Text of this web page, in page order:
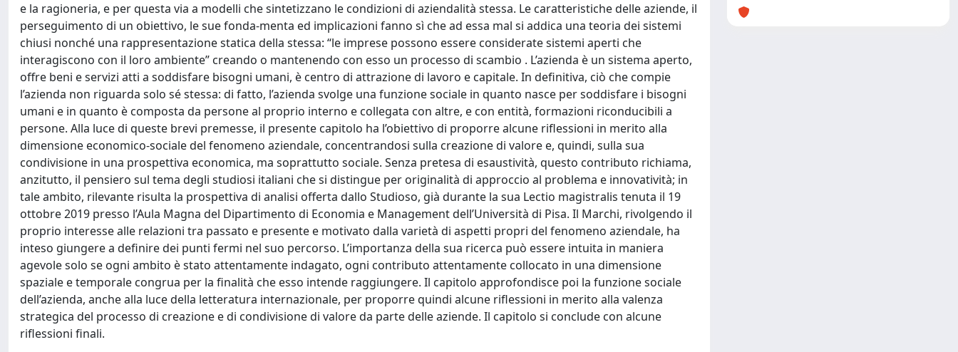
e la ragioneria, e per questa via a modelli che sintetizzano le condizioni di aziendalità stessa. Le caratteristiche delle aziende, il
perseguimento di un obiettivo, le sue fonda-menta ed implicazioni fanno sì che ad essa mal si addica una teoria dei sistemi
chiusi nonché una rappresentazione statica della stessa: “le imprese possono essere considerate sistemi aperti che
interagiscono con il loro ambiente” creando o mantenendo con esso un processo di scambio . L’azienda è un sistema aperto,
offre beni e servizi atti a soddisfare bisogni umani, è centro di attrazione di lavoro e capitale. In definitiva, ciò che compie
l’azienda non riguarda solo sé stessa: di fatto, l’azienda svolge una funzione sociale in quanto nasce per soddisfare i bisogni
umani e in quanto è composta da persone al proprio interno e collegata con altre, e con entità, formazioni riconducibili a
persone. Alla luce di queste brevi premesse, il presente capitolo ha l’obiettivo di proporre alcune riflessioni in merito alla
dimensione economico-sociale del fenomeno aziendale, concentrandosi sulla creazione di valore e, quindi, sulla sua
condivisione in una prospettiva economica, ma soprattutto sociale. Senza pretesa di esaustività, questo contributo richiama,
anzitutto, il pensiero sul tema degli studiosi italiani che si distingue per originalità di approccio al problema e innovatività; in
tale ambito, rilevante risulta la prospettiva di analisi offerta dallo Studioso, già durante la sua Lectio magistralis tenuta il 19
ottobre 2019 presso l’Aula Magna del Dipartimento di Economia e Management dell’Università di Pisa. Il Marchi, rivolgendo il
proprio interesse alle relazioni tra passato e presente e motivato dalla varietà di aspetti propri del fenomeno aziendale, ha
inteso giungere a definire dei punti fermi nel suo percorso. L’importanza della sua ricerca può essere intuita in maniera
agevole solo se ogni ambito è stato attentamente indagato, ogni contributo attentamente collocato in una dimensione
spaziale e temporale congrua per la finalità che esso intende raggiungere. Il capitolo approfondisce poi la funzione sociale
dell’azienda, anche alla luce della letteratura internazionale, per proporre quindi alcune riflessioni in merito alla valenza
strategica del processo di creazione e di condivisione di valore da parte delle aziende. Il capitolo si conclude con alcune
riflessioni finali.